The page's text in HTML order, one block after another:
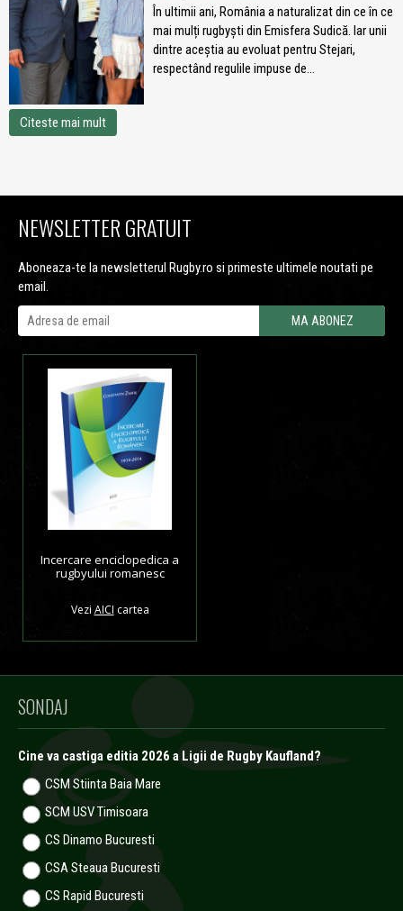
În ultimii ani, România a naturalizat din ce în ce
mai mulți rugbyști din Emisfera Sudică. Iar unii
dintre aceștia au evoluat pentru Stejari,
respectând regulile impuse de...
Citeste mai mult
NEWSLETTER GRATUIT
Aboneaza-te la newsletterul Rugby.ro si primeste ultimele noutati pe
email.
Incercare enciclopedica a
rugbyului romanesc
Vezi AICI cartea
SONDAJ
Cine va castiga editia 2026 a Ligii de Rugby Kaufland?
CSM Stiinta Baia Mare
SCM USV Timisoara
CS Dinamo Bucuresti
CSA Steaua Bucuresti
CS Rapid Bucuresti